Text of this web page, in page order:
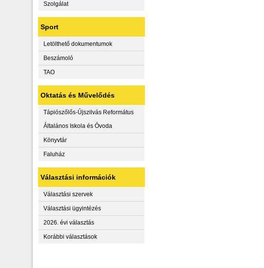
Szolgálat
Sport
Letölthető dokumentumok
Beszámoló
TAO
Oktatás és Művelődés
Tápiószőlős-Újszilvás Református
Általános Iskola és Óvoda
Könyvtár
Faluház
Választási információk
Választási szervek
Választási ügyintézés
2026. évi választás
Korábbi választások